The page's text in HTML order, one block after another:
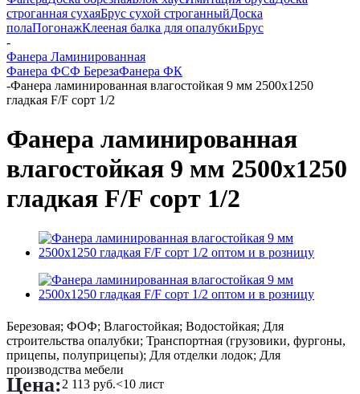
строганная сухаяБрус сухой строганныйДоска
полаПогонажКлееная балка для опалубкиБрус
-
Фанера Ламинированная
Фанера ФСФ БерезаФанера ФК
-Фанера ламинированная влагостойкая 9 мм 2500х1250
гладкая F/F сорт 1/2
Фанера ламинированная
влагостойкая 9 мм 2500х1250
гладкая F/F сорт 1/2
Березовая; ФОФ; Влагостойкая; Водостойкая; Для
строительства опалубки; Транспортная (грузовики, фургоны,
прицепы, полуприцепы); Для отделки лодок; Для
производства мебели
Цена:2 113 руб.<10 лист